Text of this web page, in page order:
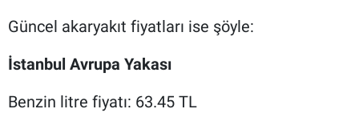
Güncel akaryakıt fiyatları ise şöyle:
İstanbul Avrupa Yakası
Benzin litre fiyatı: 63.45 TL